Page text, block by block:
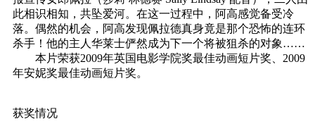
此相识相知，共坠爱河。在这一过程中，阿高感觉备受冷
落。偶然的机会，阿高发现佩拉德真身竟是那个恐怖的连环
杀手！他的主人华莱士俨然成为下一个将被狙杀的对象……
本片荣获2009年英国电影学院奖最佳动画短片奖、2009
年安妮奖最佳动画短片奖。
获奖情况